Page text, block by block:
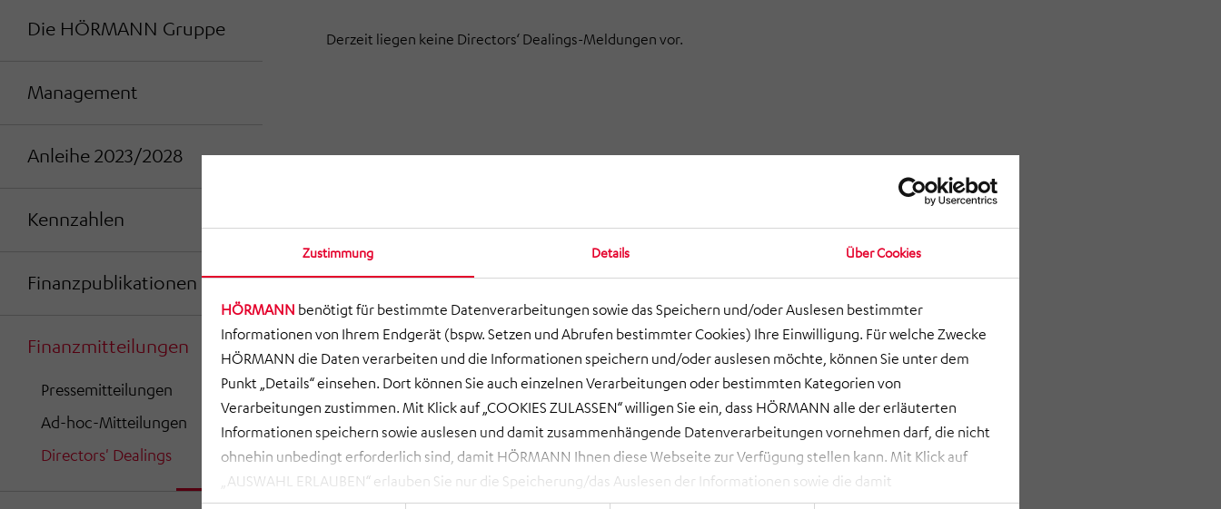
Zustimmung Details Über Cookies
HÖRMANN benötigt für bestimmte Datenverarbeitungen sowie das Speichern und/oder Auslesen bestimmter
Informationen von Ihrem Endgerät (bspw. Setzen und Abrufen bestimmter Cookies) Ihre Einwilligung. Für welche Zwecke
HÖRMANN die Daten verarbeiten und die Informationen speichern und/oder auslesen möchte, können Sie unter dem
Punkt „Details“ einsehen. Dort können Sie auch einzelnen Verarbeitungen oder bestimmten Kategorien von
Verarbeitungen zustimmen. Mit Klick auf „COOKIES ZULASSEN“ willigen Sie ein, dass HÖRMANN alle der erläuterten
Informationen speichern sowie auslesen und damit zusammenhängende Datenverarbeitungen vornehmen darf, die nicht
ohnehin unbedingt erforderlich sind, damit HÖRMANN Ihnen diese Webseite zur Verfügung stellen kann. Mit Klick auf
„AUSWAHL ERLAUBEN“ erlauben Sie nur die Speicherung/das Auslesen der Informationen sowie die damit
zusammenhängenden Datenverarbeitungen, die Sie aktiv ausgewählt haben. Eine Anpassung ist bei Klick auf „ANPASSEN“
Die HÖRMANN Gruppe
Management
Anleihe 2023/2028
Kennzahlen
Finanzpublikationen
Finanzmitteilungen
Pressemitteilungen
Ad-hoc-Mitteilungen
Directors' Dealings
Derzeit liegen keine Directors‘ Dealings-Meldungen vor.